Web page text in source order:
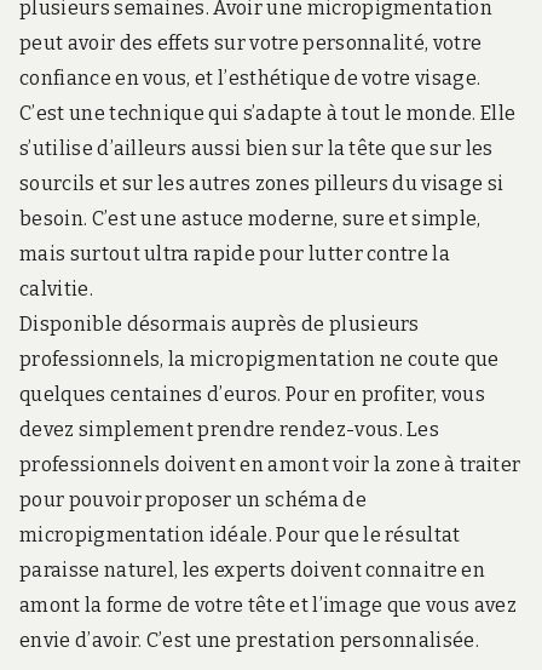
plusieurs semaines. Avoir une micropigmentation
peut avoir des effets sur votre personnalité, votre
confiance en vous, et l’esthétique de votre visage.
C’est une technique qui s’adapte à tout le monde. Elle
s’utilise d’ailleurs aussi bien sur la tête que sur les
sourcils et sur les autres zones pilleurs du visage si
besoin. C’est une astuce moderne, sure et simple,
mais surtout ultra rapide pour lutter contre la
calvitie.
Disponible désormais auprès de plusieurs
professionnels, la micropigmentation ne coute que
quelques centaines d’euros. Pour en profiter, vous
devez simplement prendre rendez-vous. Les
professionnels doivent en amont voir la zone à traiter
pour pouvoir proposer un schéma de
micropigmentation idéale. Pour que le résultat
paraisse naturel, les experts doivent connaitre en
amont la forme de votre tête et l’image que vous avez
envie d’avoir. C’est une prestation personnalisée.